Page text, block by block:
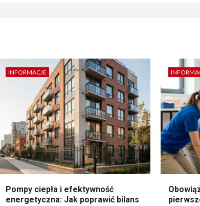
INFORMACJE
Pompy ciepła i efektywność
energetyczna: Jak poprawić bilans